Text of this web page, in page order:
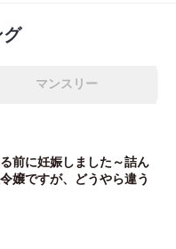
グ
マンスリー
前に妊娠しました～詰ん
嬢ですが、どうやら違う